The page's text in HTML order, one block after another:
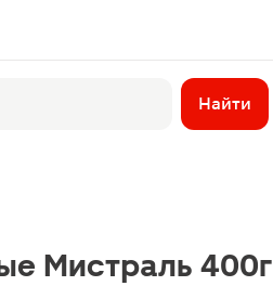
Найти
Мистраль 400г